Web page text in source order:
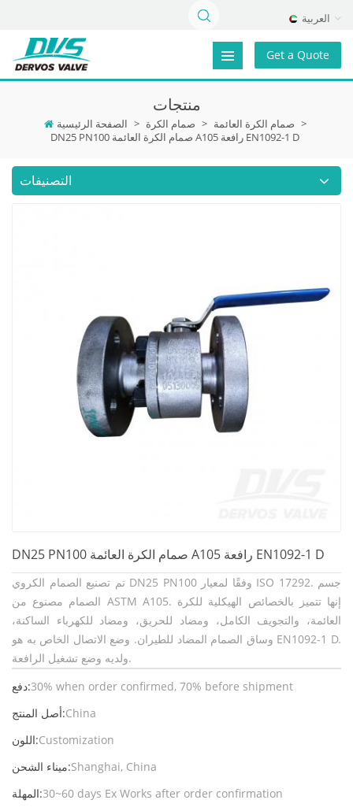
العربية
Get a Quote
منتجات
الصفحة الرئيسية > صمام الكرة > صمام الكرة العائمة >
DN25 PN100 صمام الكرة العائمة A105 رافعة EN1092-1 D
التصنيفات
DN25 PN100 صمام الكرة العائمة A105 رافعة EN1092-1 D
تم تصنيع الصمام الكروي DN25 PN100 وفقًا لمعيار ISO 17292. جسم
الصمام مصنوع من ASTM A105. إنها تتميز بالخصائص الهيكلية للكرة
العائمة، والتجويف الكامل، ومضاد للحريق، ومضاد للكهرباء الساكنة،
وساق الصمام المضاد للطيران. وضع الاتصال الخاص به هو EN1092-1 D.
ولديه وضع تشغيل الرافعة.
دفع:30% when order confirmed, 70% before shipment
أصل المنتج:China
اللون:Customization
ميناء الشحن:Shanghai, China
المهلة:30~60 days Ex Works after order confirmation